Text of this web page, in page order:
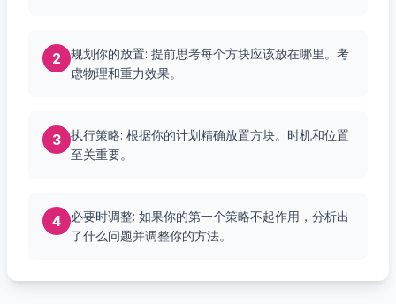
2
规划你的放置: 提前思考每个方块应该放在哪里。考
虑物理和重力效果。
3
执行策略: 根据你的计划精确放置方块。时机和位置
至关重要。
4
必要时调整: 如果你的第一个策略不起作用，分析出
了什么问题并调整你的方法。